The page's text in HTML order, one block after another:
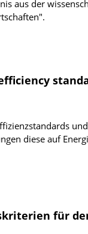
aus der
diese auf
für